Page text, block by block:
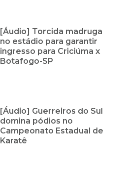
[Áudio] Torcida madruga
no estádio para garantir
ingresso para Criciúma x
Botafogo-SP
[Áudio] Guerreiros do Sul
domina pódios no
Campeonato Estadual de
Karatê